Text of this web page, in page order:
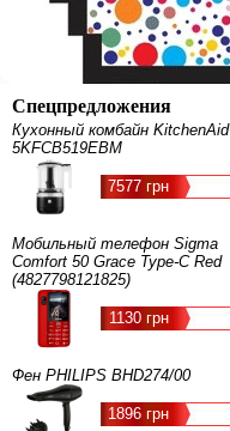
Спецпредложения
Кухонный комбайн KitchenAid
5KFCB519EBM
7577 грн
Мобильный телефон Sigma
Comfort 50 Grace Type-C Red
(4827798121825)
1130 грн
Фен PHILIPS BHD274/00
1896 грн